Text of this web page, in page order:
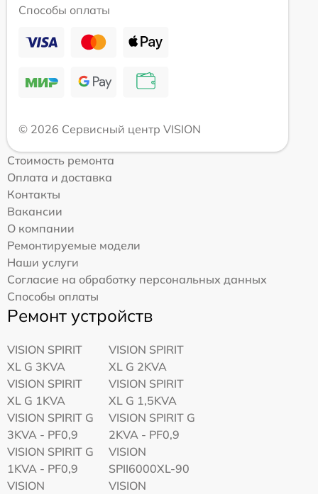
Способы оплаты
© 2026 Сервисный центр VISION
Стоимость ремонта
Оплата и доставка
Контакты
Вакансии
О компании
Ремонтируемые модели
Наши услуги
Согласие на обработку персональных данных
Способы оплаты
Ремонт устройств
VISION SPIRIT
XL G 3KVA
VISION SPIRIT
XL G 2KVA
VISION SPIRIT
XL G 1KVA
VISION SPIRIT
XL G 1,5KVA
VISION SPIRIT G
3KVA - PF0,9
VISION SPIRIT G
2KVA - PF0,9
VISION SPIRIT G
1KVA - PF0,9
VISION
SPII6000XL-90
VISION
VISION